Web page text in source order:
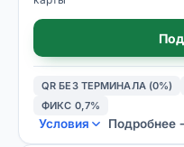
QR БЕЗ ТЕРМИНАЛА (0%)
ФИКС 0,7%
Условия Подробнее